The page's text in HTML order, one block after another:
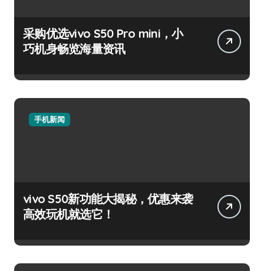
采购优选vivo S50 Pro mini，小
巧机身畅览海量资讯
手机新闻
vivo S50新功能大揭秘，优惠来袭
高效玩机就选它！